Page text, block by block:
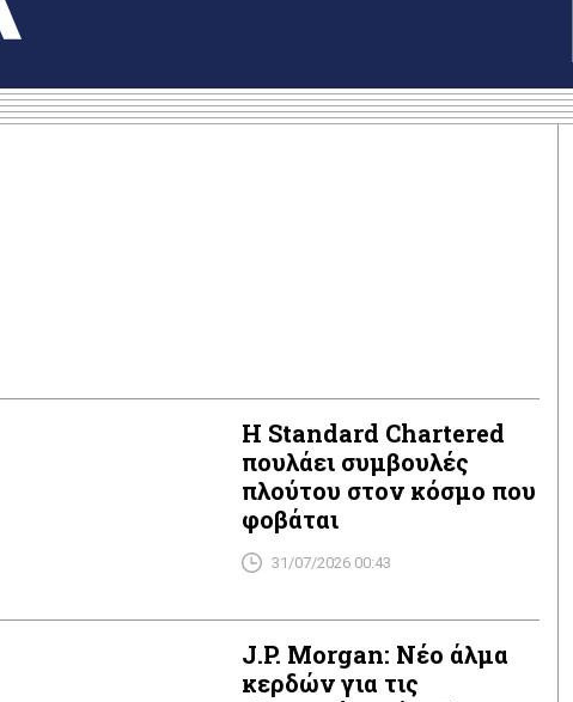
Η Standard Chartered
πουλάει συμβουλές
πλούτου στον κόσμο που
φοβάται
31/07/2026 00:43
J.P. Morgan: Νέο άλμα
κερδών για τις